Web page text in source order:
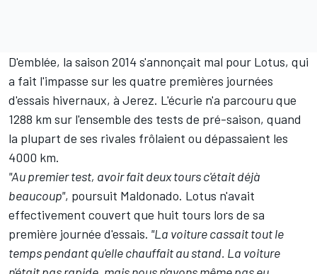
D'emblée, la saison 2014 s'annonçait mal pour Lotus, qui
a fait l'impasse sur les quatre premières journées
d'essais hivernaux, à Jerez. L'écurie n'a parcouru que
1288 km sur l'ensemble des tests de pré-saison, quand
la plupart de ses rivales frôlaient ou dépassaient les
4000 km.
"Au premier test, avoir fait deux tours c'était déjà
beaucoup", poursuit Maldonado. Lotus n'avait
effectivement couvert que huit tours lors de sa
première journée d'essais. "La voiture cassait tout le
temps pendant qu'elle chauffait au stand. La voiture